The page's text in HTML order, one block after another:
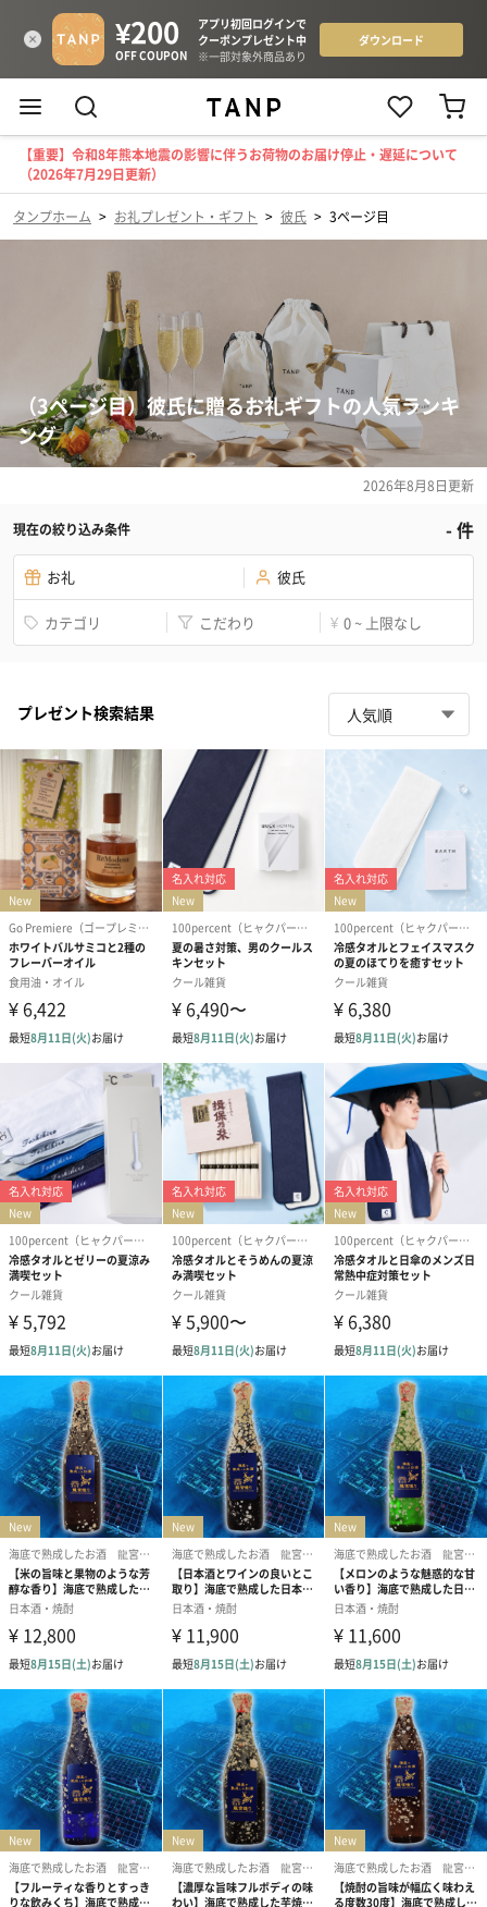
【重要】令和8年熊本地震の影響に伴うお荷物のお届け停止・遅延について
（2026年7月29日更新）
タンプホーム > お礼プレゼント・ギフト > 彼氏 > 3ページ目
（3ページ目）彼氏に贈るお礼ギフトの人気ランキ
ング
2026年8月8日更新
現在の絞り込み条件 -件
お礼 彼氏
カテゴリ こだわり ¥ 0 ~ 上限なし
プレゼント検索結果